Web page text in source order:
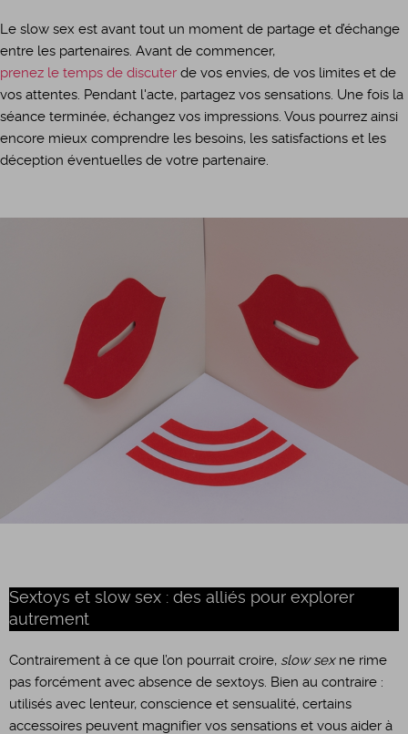
Le slow sex est avant tout un moment de partage et d’échange
entre les partenaires. Avant de commencer,
prenez le temps de discuter de vos envies, de vos limites et de
vos attentes. Pendant l'acte, partagez vos sensations. Une fois la
séance terminée, échangez vos impressions. Vous pourrez ainsi
encore mieux comprendre les besoins, les satisfactions et les
déception éventuelles de votre partenaire.
Sextoys et slow sex : des alliés pour explorer
autrement
Contrairement à ce que l’on pourrait croire, slow sexne rime
pas forcément avec absence de sextoys. Bien au contraire :
utilisés avec lenteur, conscience et sensualité, certains
accessoires peuvent magnifier vos sensations et vous aider à